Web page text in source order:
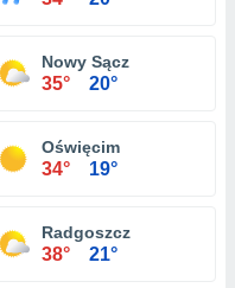
Nowy Sącz
35° 20°
Oświęcim
34° 19°
Radgoszcz
38° 21°